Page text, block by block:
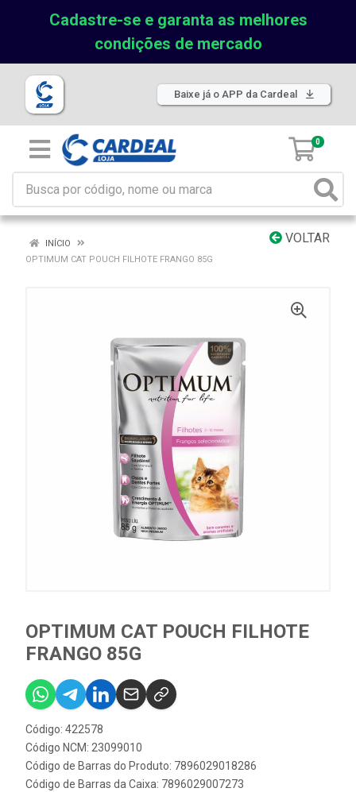
Cadastre-se e garanta as melhores
condições de mercado
Baixe já o APP da Cardeal
0
VOLTAR
INÍCIO
OPTIMUM CAT POUCH FILHOTE FRANGO 85G
OPTIMUM CAT POUCH FILHOTE
FRANGO 85G
Código: 422578
Código NCM: 23099010
Código de Barras do Produto: 7896029018286
Código de Barras da Caixa: 7896029007273